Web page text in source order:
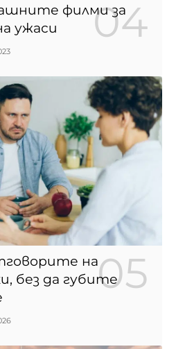
филми за
ужаси
на
без да губите